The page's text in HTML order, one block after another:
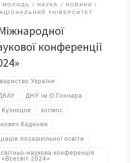
МОЛОДЬ НАУКА
НОВИНИ
УНІВЕРСИТЕТ
конференції
України
ДНУ ім.О.Гончара
Кузнєцов космос
Каденюк
позашкільної освіти
наукова конференція
«Всесвіт 2024»